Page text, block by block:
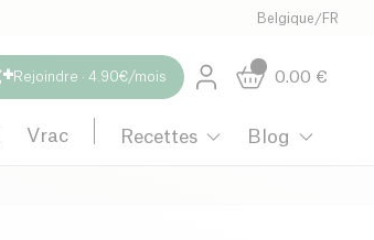
Belgique /FR
Rejoindre · 4.90€/mois 0.00 €
Vrac Recettes Blog